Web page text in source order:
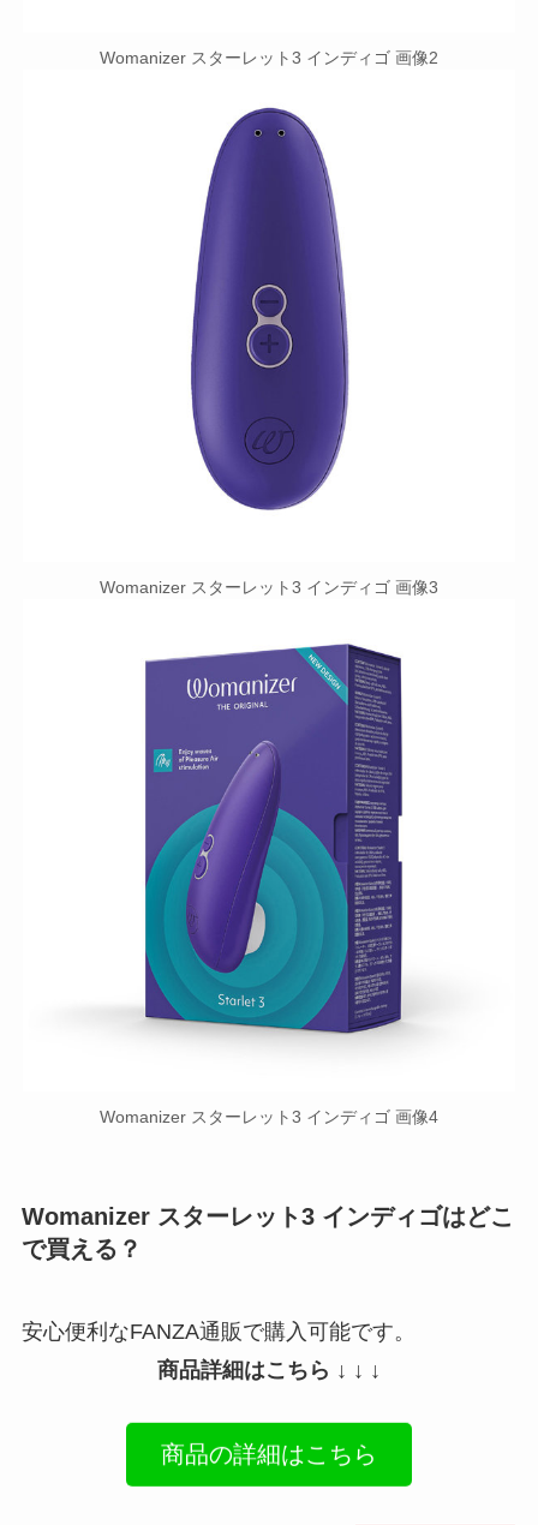
Womanizer スターレット3 インディゴ 画像2
Womanizer スターレット3 インディゴ 画像3
Womanizer スターレット3 インディゴ 画像4
Womanizer スターレット3 インディゴはどこ
で買える？
安心便利なFANZA通販で購入可能です。
商品詳細はこちら ↓ ↓ ↓
商品の詳細はこちら